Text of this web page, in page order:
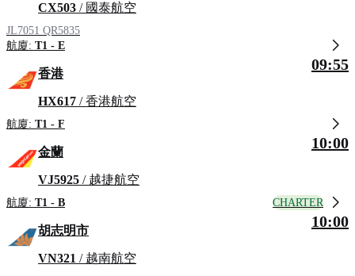
CX503 / 國泰航空
JL7051 QR5835
航廈: T1 - E
香港
HX617 / 香港航空
航廈: T1 - F
09:55
金蘭
VJ5925 / 越捷航空
航廈: T1 - B
10:00
CHARTER
胡志明市
VN321 / 越南航空
10:00